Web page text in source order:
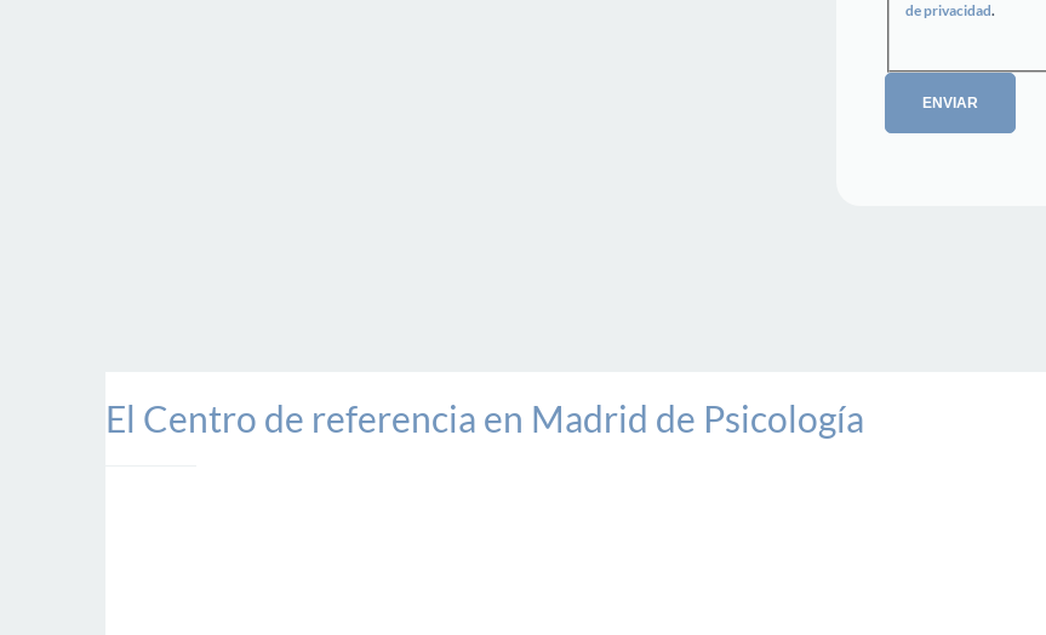
de privacidad.
ENVIAR
El Centro de referencia en Madrid de Psicología